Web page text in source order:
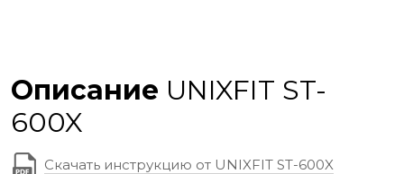
Описание UNIXFIT ST-
600X
Скачать инструкцию от UNIXFIT ST-600X